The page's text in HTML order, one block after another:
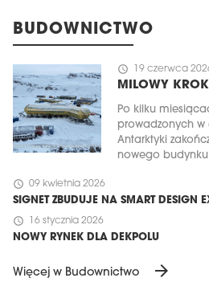
BUDOWNICTWO
schedule 19 czerwca
MILOWY
Po kilku
prowadzonych w
Antarktyki
nowego budynku
schedule 09 kwietnia 2026
SIGNET ZBUDUJE NA SMART DESIGN
schedule 16 stycznia 2026
NOWY RYNEK DLA DEKPOLU
Więcej w Budownictwo arrow_forward